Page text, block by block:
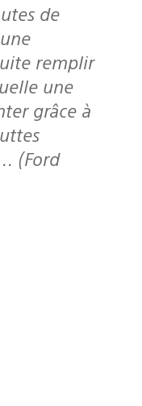
de
remplir
une
grâce à
(Ford